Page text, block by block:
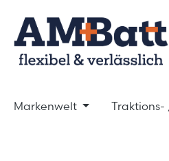
Hauptinhalt springen
Zur Suche springen
Zur Hauptnavigation
Markenwelt